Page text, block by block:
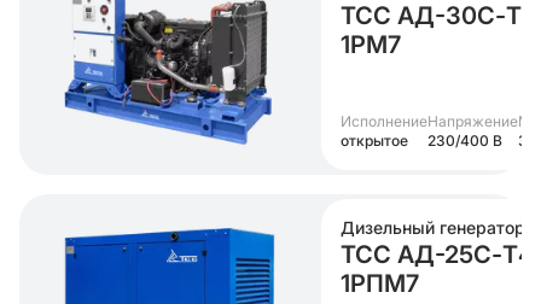
ТСС АД-30С-
1РМ7
Исполнение
открытое
Напряжение
230/400 В
30
Дизельный генератор
ТСС АД-25С-
1РПМ7